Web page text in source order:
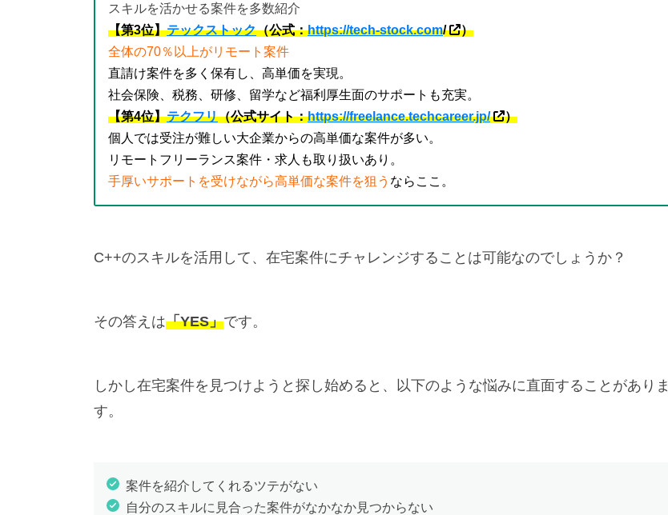
スキルを活かせる案件を多数紹介
【第3位】テックストック（公式：https://tech-stock.com/
）
全体の70％以上がリモート案件
直請け案件を多く保有し、高単価を実現。
社会保険、税務、研修、留学など福利厚生面のサポートも充実。
【第4位】テクフリ（公式サイト：https://freelance.techcareer.jp/
）
個人では受注が難しい大企業からの高単価な案件が多い。
リモートフリーランス案件・求人も取り扱いあり。
手厚いサポートを受けながら高単価な案件を狙う ならここ。
C++のスキルを活用して、在宅案件にチャレンジすることは可能なのでしょうか？
その答えは「YES」です。
しかし在宅案件を見つけようと探し始めると、以下のような悩みに直面することがありま
す。
案件を紹介してくれるツテがない
自分のスキルに見合った案件がなかなか見つからない